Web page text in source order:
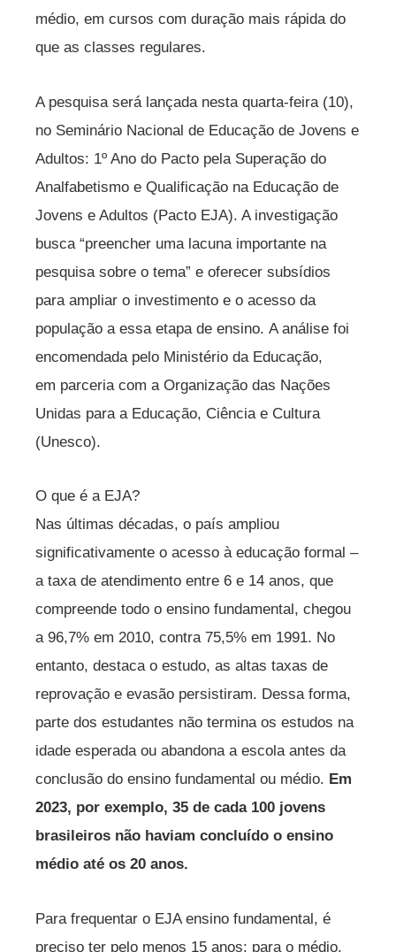
médio, em cursos com duração mais rápida do
que as classes regulares.
A pesquisa será lançada nesta quarta-feira (10),
no Seminário Nacional de Educação de Jovens e
Adultos: 1º Ano do Pacto pela Superação do
Analfabetismo e Qualificação na Educação de
Jovens e Adultos (Pacto EJA). A investigação
busca “preencher uma lacuna importante na
pesquisa sobre o tema” e oferecer subsídios
para ampliar o investimento e o acesso da
população a essa etapa de ensino. A análise foi
encomendada pelo Ministério da Educação,
em parceria com a Organização das Nações
Unidas para a Educação, Ciência e Cultura
(Unesco).
O que é a EJA?
Nas últimas décadas, o país ampliou
significativamente o acesso à educação formal –
a taxa de atendimento entre 6 e 14 anos, que
compreende todo o ensino fundamental, chegou
a 96,7% em 2010, contra 75,5% em 1991. No
entanto, destaca o estudo, as altas taxas de
reprovação e evasão persistiram. Dessa forma,
parte dos estudantes não termina os estudos na
idade esperada ou abandona a escola antes da
conclusão do ensino fundamental ou médio. Em
2023, por exemplo, 35 de cada 100 jovens
brasileiros não haviam concluído o ensino
médio até os 20 anos.
Para frequentar o EJA ensino fundamental, é
preciso ter pelo menos 15 anos; para o médio,